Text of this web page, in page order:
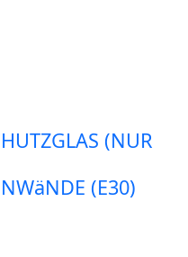
(NUR
(E30)